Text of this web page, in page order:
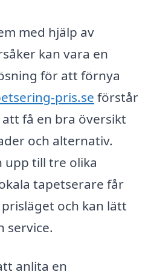
med hjälp av
kan vara en
för att förnya
pris.se förstår
få en bra översikt
och alternativ.
upp till tre olika
tapetserare får
och kan lätt
service.
anlita en